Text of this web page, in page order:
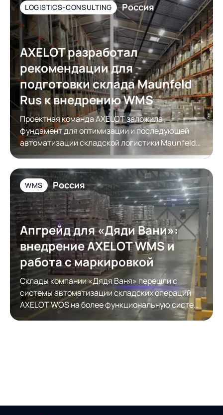
LOGISTICS-CONSULTING Россия
AXELOT разработал
рекомендации для
подготовки склада Maunfeld
Rus к внедрению WMS
Проектная команда AXELOT заложила
фундамент для оптимизации и последующей
автоматизации складской логистики Maunfeld
Rus
WMS Россия
Апгрейд для «Дяди Вани»:
внедрение AXELOT WMS и
работа с маркировкой
Склады компании «Дядя Ваня» перешли с
системы автоматизации складских операций
AXELOT WOS на более функциональную систему
автоматизации складской логистики AXELOT